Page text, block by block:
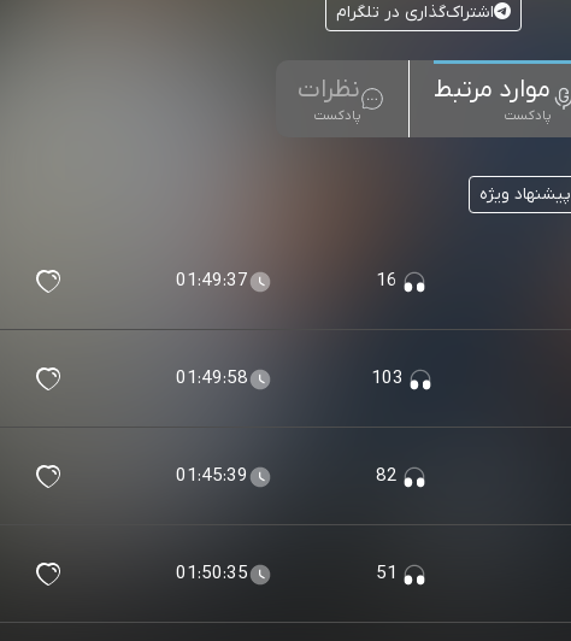
اشتراک‌گذاری در تلگرام
موارد مرتبط
پادکست
نظرات
پادکست
پیشنهاد ویژه
01:49:37
01:49:58
01:45:39
01:50:35